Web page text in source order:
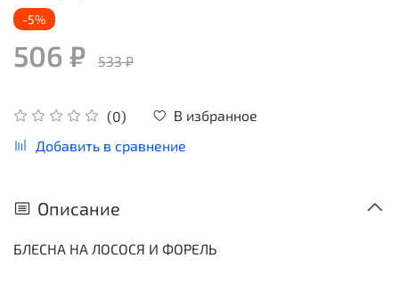
(0)
В избранное
Добавить в сравнение
-5%
506 ₽ 533 ₽
Описание
БЛЕСНA НА ЛОСОСЯ И ФОРЕЛЬ